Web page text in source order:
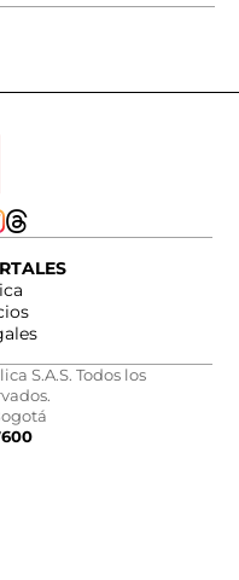
S.A.S. Todos los